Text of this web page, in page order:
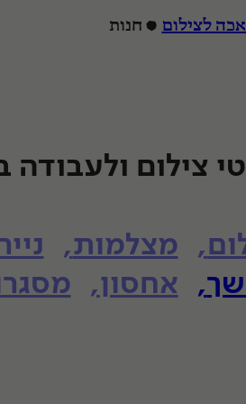
לצילום חנות
צילום
מצלמות
אחסון